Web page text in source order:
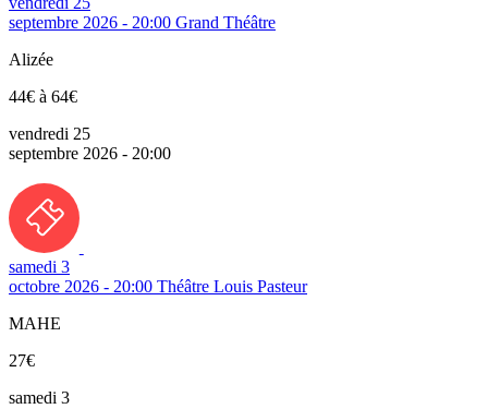
septembre 2026 - 20:00 Grand Théâtre
Alizée
44€ à 64€
vendredi 25
septembre 2026 - 20:00
samedi 3
octobre 2026 - 20:00 Théâtre Louis Pasteur
MAHE
27€
samedi 3